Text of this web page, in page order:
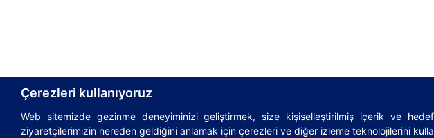
Çerezleri kullanıyoruz
Web sitemizde gezinme deneyiminizi geliştirmek, size kişiselleştirilmiş içerik ve
ziyaretçilerimizin nereden geldiğini anlamak için çerezleri ve diğer izleme teknolojilerini
© 1995-2026AsstrA-Associated Traffic AG|Incoterms|Sözlük|Lojistik